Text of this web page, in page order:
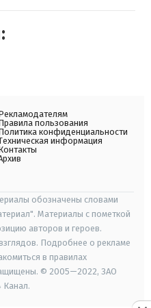
пользования
конфиденциальности
информация
обозначены словами
Материалы с пометкой
авторов и героев.
Подробнее о рекламе
в правилах
© 2005—2022, ЗАО
Канал.